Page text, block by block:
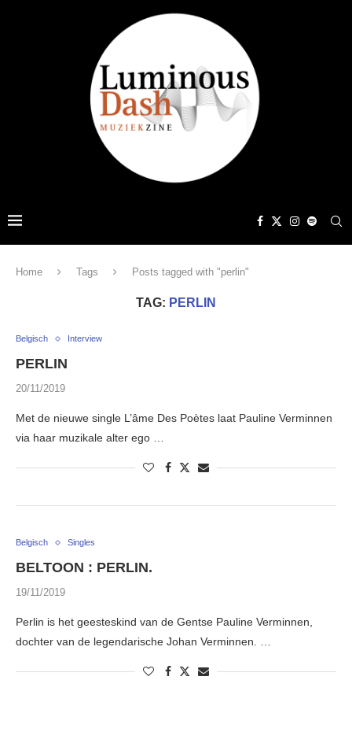
Home Tags Posts tagged with "perlin"
TAG: PERLIN
Belgisch Interview
PERLIN
20/11/2019
Met de nieuwe single L’âme Des Poètes laat Pauline Verminnen
via haar muzikale alter ego …
Belgisch Singles
BELTOON : PERLIN.
19/11/2019
Perlin is het geesteskind van de Gentse Pauline Verminnen,
dochter van de legendarische Johan Verminnen. …